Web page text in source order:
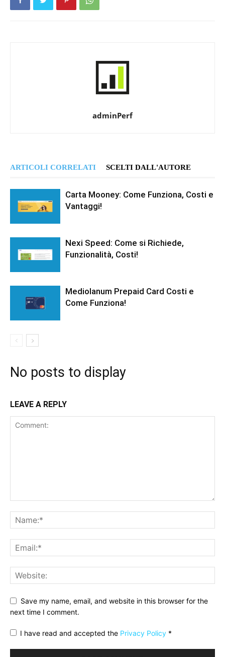
adminPerf
ARTICOLI CORRELATI SCELTI DALL'AUTORE
Carta Mooney: Come Funziona, Costi e
Vantaggi!
Nexi Speed: Come si Richiede,
Funzionalità, Costi!
Mediolanum Prepaid Card Costi e
Come Funziona!
No posts to display
LEAVE A REPLY
Save my name, email, and website in this browser for the
next time I comment.
I have read and accepted the Privacy Policy *